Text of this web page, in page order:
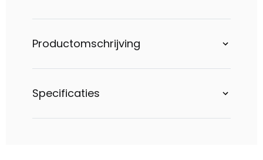
Productomschrijving
Specificaties